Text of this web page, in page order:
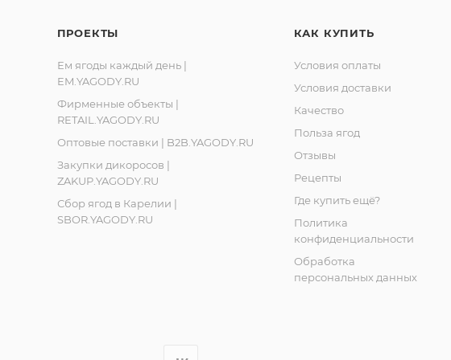
обл., Ломоносовский р-он, д. Лопухинка, ул.
Карелия, город Костомукша, шоссе Горняков, район
ПРОЕКТЫ
Ем ягоды каждый день |
EM.YAGODY.RU
Фирменные объекты |
RETAIL.YAGODY.RU
Оптовые поставки | B2B.YAGODY.RU
Закупки дикоросов |
ZAKUP.YAGODY.RU
Сбор ягод в Карелии |
SBOR.YAGODY.RU
КАК КУПИТЬ
Условия оплаты
Условия доставки
Качество
Польза ягод
Отзывы
Рецепты
Где купить ещё?
Политика
конфиденциальности
Обработка
персональных данных